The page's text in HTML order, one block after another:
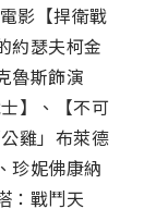
影【捍衛戰
約瑟夫柯金
魯斯飾演
】、【不可
雞」布萊德
珍妮佛康納
：戰鬥天